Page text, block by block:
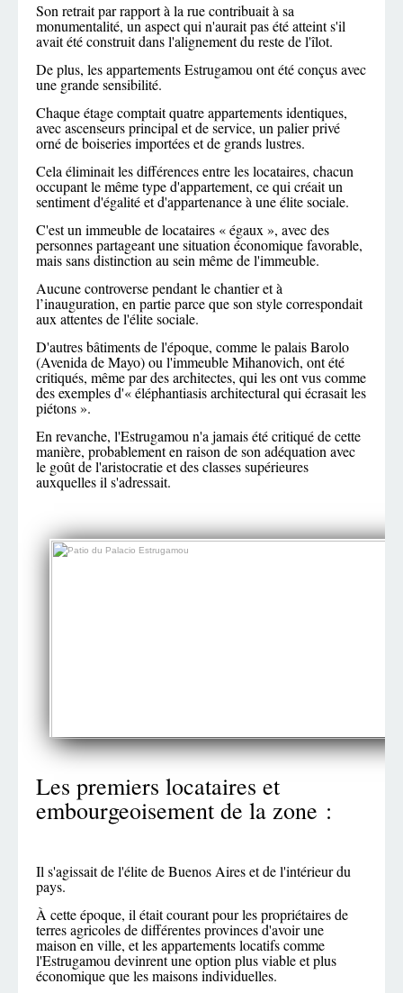
Son retrait par rapport à la rue contribuait à sa
monumentalité, un aspect qui n'aurait pas été atteint s'il
avait été construit dans l'alignement du reste de l'îlot.
De plus, les appartements Estrugamou ont été conçus avec
une grande sensibilité.
Chaque étage comptait quatre appartements identiques,
avec ascenseurs principal et de service, un palier privé
orné de boiseries importées et de grands lustres.
Cela éliminait les différences entre les locataires, chacun
occupant le même type d'appartement, ce qui créait un
sentiment d'égalité et d'appartenance à une élite sociale.
C'est un immeuble de locataires « égaux », avec des
personnes partageant une situation économique favorable,
mais sans distinction au sein même de l'immeuble.
Aucune controverse pendant le chantier et à
l’inauguration, en partie parce que son style correspondait
aux attentes de l'élite sociale.
D'autres bâtiments de l'époque, comme le palais Barolo
(Avenida de Mayo) ou l'immeuble Mihanovich, ont été
critiqués, même par des architectes, qui les ont vus comme
des exemples d'« éléphantiasis architectural qui écrasait les
piétons ».
En revanche, l'Estrugamou n'a jamais été critiqué de cette
manière, probablement en raison de son adéquation avec
le goût de l'aristocratie et des classes supérieures
auxquelles il s'adressait.
Les premiers locataires et
embourgeoisement de la zone :
Il s'agissait de l'élite de Buenos Aires et de l'intérieur du
pays.
À cette époque, il était courant pour les propriétaires de
terres agricoles de différentes provinces d'avoir une
maison en ville, et les appartements locatifs comme
l'Estrugamou devinrent une option plus viable et plus
économique que les maisons individuelles.